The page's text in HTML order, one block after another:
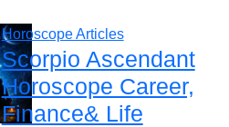
Horoscope Articles
Scorpio Ascendant
Horoscope Career,
Finance& Life